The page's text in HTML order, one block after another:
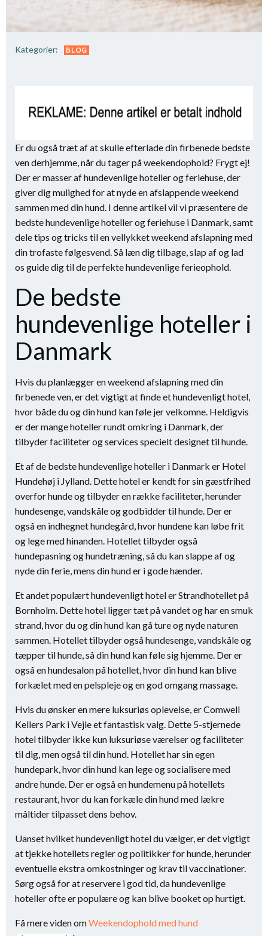
Kategorier: BLOG
Er du også træt af at skulle efterlade din firbenede bedste
ven derhjemme, når du tager på weekendophold? Frygt ej!
Der er masser af hundevenlige hoteller og feriehuse, der
giver dig mulighed for at nyde en afslappende weekend
sammen med din hund. I denne artikel vil vi præsentere de
bedste hundevenlige hoteller og feriehuse i Danmark, samt
dele tips og tricks til en vellykket weekend afslapning med
din trofaste følgesvend. Så læn dig tilbage, slap af og lad
os guide dig til de perfekte hundevenlige ferieophold.
De bedste
hundevenlige hoteller i
Danmark
Hvis du planlægger en weekend afslapning med din
firbenede ven, er det vigtigt at finde et hundevenligt hotel,
hvor både du og din hund kan føle jer velkomne. Heldigvis
er der mange hoteller rundt omkring i Danmark, der
tilbyder faciliteter og services specielt designet til hunde.
Et af de bedste hundevenlige hoteller i Danmark er Hotel
Hundehøj i Jylland. Dette hotel er kendt for sin gæstfrihed
overfor hunde og tilbyder en række faciliteter, herunder
hundesenge, vandskåle og godbidder til hunde. Der er
også en indhegnet hundegård, hvor hundene kan løbe frit
og lege med hinanden. Hotellet tilbyder også
hundepasning og hundetræning, så du kan slappe af og
nyde din ferie, mens din hund er i gode hænder.
Et andet populært hundevenligt hotel er Strandhotellet på
Bornholm. Dette hotel ligger tæt på vandet og har en smuk
strand, hvor du og din hund kan gå ture og nyde naturen
sammen. Hotellet tilbyder også hundesenge, vandskåle og
tæpper til hunde, så din hund kan føle sig hjemme. Der er
også en hundesalon på hotellet, hvor din hund kan blive
forkælet med en pelspleje og en god omgang massage.
Hvis du ønsker en mere luksuriøs oplevelse, er Comwell
Kellers Park i Vejle et fantastisk valg. Dette 5-stjernede
hotel tilbyder ikke kun luksuriøse værelser og faciliteter
til dig, men også til din hund. Hotellet har sin egen
hundepark, hvor din hund kan lege og socialisere med
andre hunde. Der er også en hundemenu på hotellets
restaurant, hvor du kan forkæle din hund med lækre
måltider tilpasset dens behov.
Uanset hvilket hundevenligt hotel du vælger, er det vigtigt
at tjekke hotellets regler og politikker for hunde, herunder
eventuelle ekstra omkostninger og krav til vaccinationer.
Sørg også for at reservere i god tid, da hundevenlige
hoteller ofte er populære og kan blive booket op hurtigt.
Få mere viden omWeekendophold med hund